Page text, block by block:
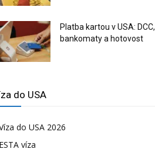
Platba kartou v USA: DCC,
bankomaty a hotovost
do USA
do USA 2026
víza